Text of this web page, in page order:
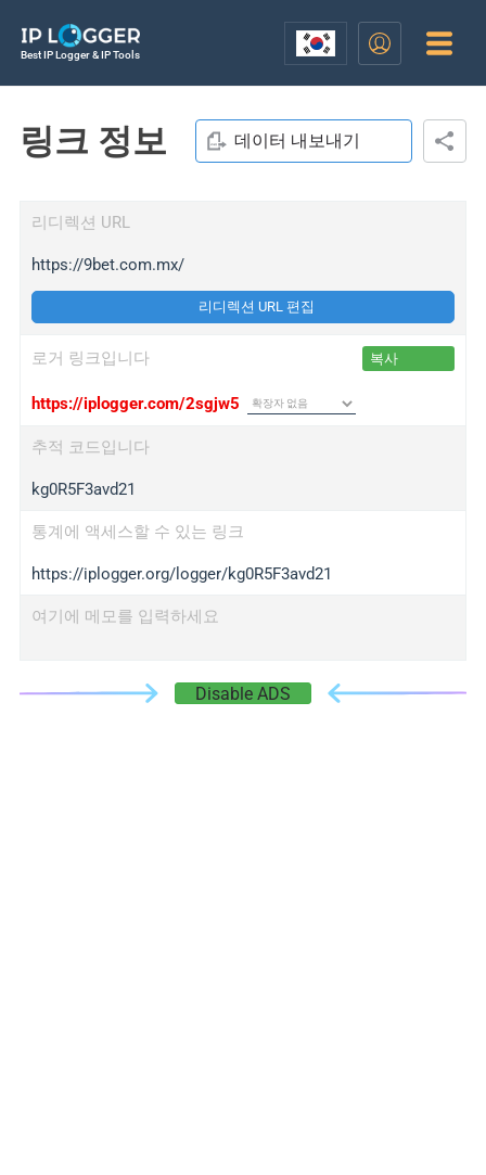
Best IP Logger & IP Tools
링크 정보 데이터 내보내기
리디렉션 URL
https://9bet.com.mx/
리디렉션 URL 편집
로거 링크입니다 복사
https://iplogger.com/2sgjw5
추적 코드입니다
kg0R5F3avd21
통계에 액세스할 수 있는 링크
https://iplogger.org/logger/kg0R5F3avd21
여기에 메모를 입력하세요
Disable ADS